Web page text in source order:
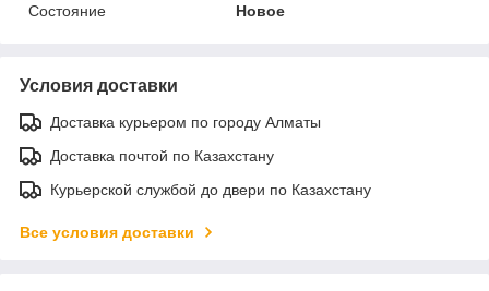
Состояние
Новое
Условия доставки
Доставка курьером по городу Алматы
Доставка почтой по Казахстану
Курьерской службой до двери по Казахстану
Все условия доставки